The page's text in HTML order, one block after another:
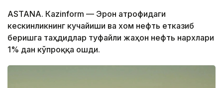
ASTANА. Кazinform — Эрон атрофидаги
кескинликнинг кучайиши ва хом нефть етказиб
беришга таҳдидлар туфайли жаҳон нефть нархлари
1% дан кўпроққа ошди.